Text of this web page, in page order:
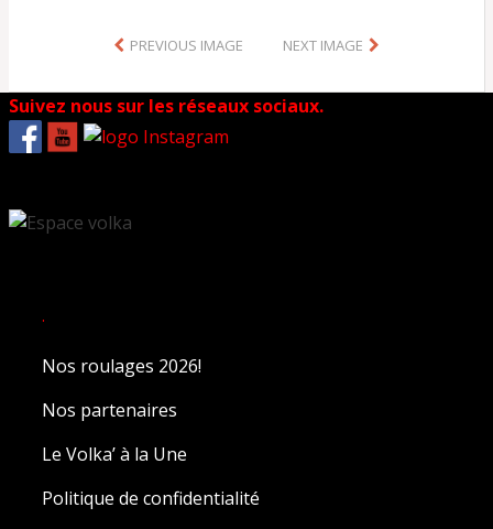
PREVIOUS IMAGE NEXT IMAGE
Suivez nous sur les réseaux sociaux.
.
Nos roulages 2026!
Nos partenaires
Le Volka’ à la Une
Politique de confidentialité